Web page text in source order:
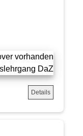
Details